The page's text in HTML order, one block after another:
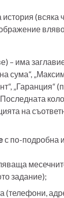
(всяка
вляво
– има
сума“,
„Гаранция“
на
с по-подробна
задание);
(телефони,